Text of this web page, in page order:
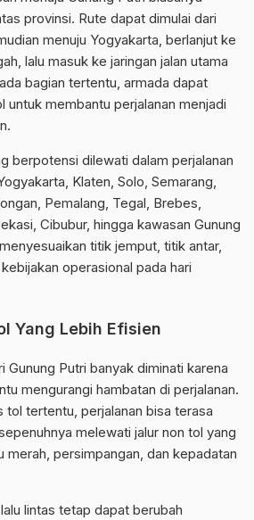
provinsi. Rute dapat dimulai dari
menuju Yogyakarta, berlanjut ke
lalu masuk ke jaringan jalan utama
bagian tertentu, armada dapat
untuk membantu perjalanan menjadi
berpotensi dilewati dalam perjalanan
Klaten, Solo, Semarang,
Pemalang, Tegal, Brebes,
Cibubur, hingga kawasan Gunung
titik jemput, titik antar,
operasional pada hari
Yang Lebih Efisien
Gunung Putri banyak diminati karena
mengurangi hambatan di perjalanan.
tol tertentu, perjalanan bisa terasa
melewati jalur non tol yang
merah, persimpangan, dan kepadatan
lintas tetap dapat berubah